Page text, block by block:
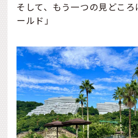
そして、もう一つの見どこ
ールド」